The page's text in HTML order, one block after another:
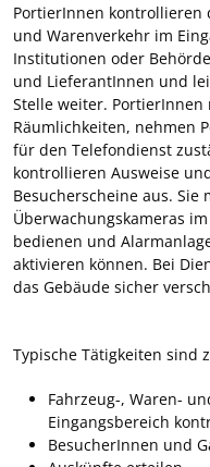
PortierInnen kontrollieren
und Warenverkehr im
Institutionen oder
und LieferantInnen und
Stelle weiter.
Räumlichkeiten, nehmen
für den Telefondienst
kontrollieren Ausweise
Besucherscheine aus.
Überwachungskameras
bedienen und
aktivieren können. Bei
das Gebäude sicher
Typische Tätigkeiten sind
Fahrzeug-, Waren-
Eingangsbereich
BesucherInnen und